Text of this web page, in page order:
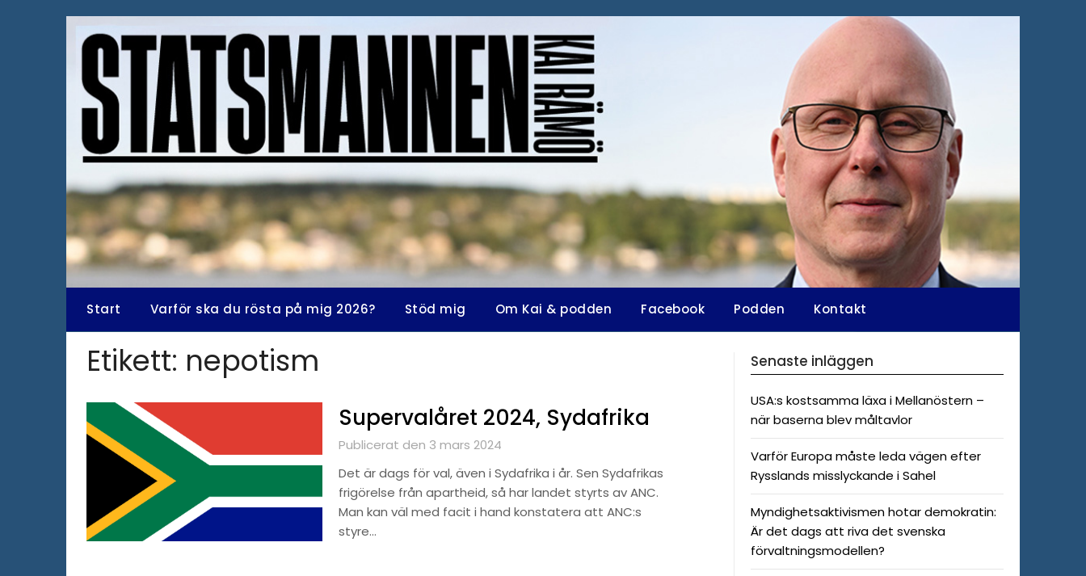
Start Varför ska du rösta på mig 2026? Stöd mig Om Kai & podden Facebook Podden Kontakt
Etikett: nepotism
Supervalåret 2024, Sydafrika
Publicerat den 3 mars 2024
Det är dags för val, även i Sydafrika i år. Sen Sydafrikas
frigörelse från apartheid, så har landet styrts av ANC.
Man kan väl med facit i hand konstatera att ANC:s
styre…
Senaste inläggen
USA:s kostsamma läxa i Mellanöstern –
när baserna blev måltavlor
Varför Europa måste leda vägen efter
Rysslands misslyckande i Sahel
Myndighetsaktivismen hotar demokratin:
Är det dags att riva det svenska
förvaltningsmodellen?